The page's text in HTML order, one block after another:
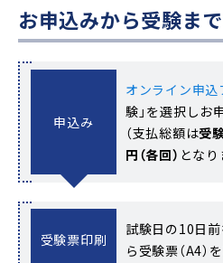
お申込みから受験ま
申込み
オンライン申込
験」を選択しお
（支払総額は受
円（各回） となり
受験票印刷
試験日の10日
ら受験票（A4）